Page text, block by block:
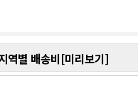
역별 배송비[미리보기]